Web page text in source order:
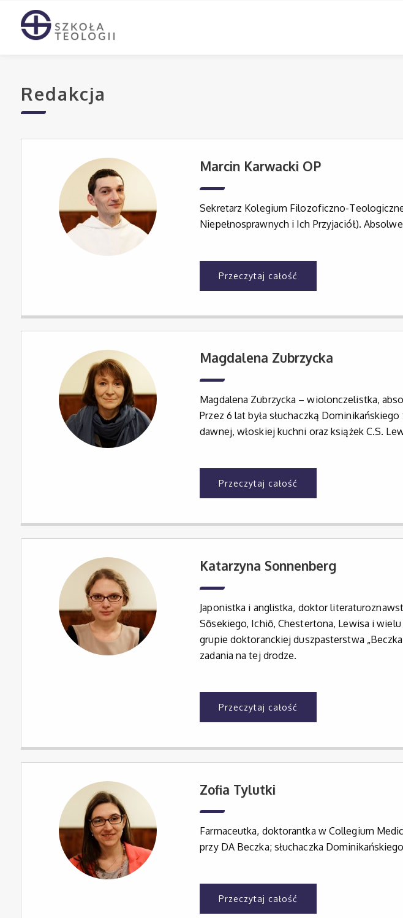
Redakcja
Marcin Karwacki OP
Sekretarz Kolegium Filozoficzno-
Niepełnosprawnych i Ich Przyjaciół).
Przeczytaj całość
Magdalena Zubrzycka
Magdalena Zubrzycka – wiolonczelistka,
Przez 6 lat była słuchaczką
dawnej, włoskiej kuchni oraz książek C.S.
Przeczytaj całość
Katarzyna Sonnenberg
Japonistka i anglistka, doktor
Sōsekiego, Ichiō, Chestertona, Lewisa i
grupie doktoranckiej duszpasterstwa
zadania na tej drodze.
Przeczytaj całość
Zofia Tylutki
Farmaceutka, doktorantka w Collegium
przy DA Beczka; słuchaczka
Przeczytaj całość